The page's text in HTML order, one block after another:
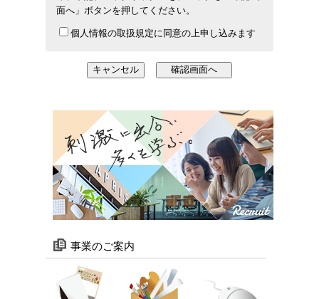
面へ」ボタンを押してください。
個人情報の取扱規定に同意の上申し込みます
事業のご案内